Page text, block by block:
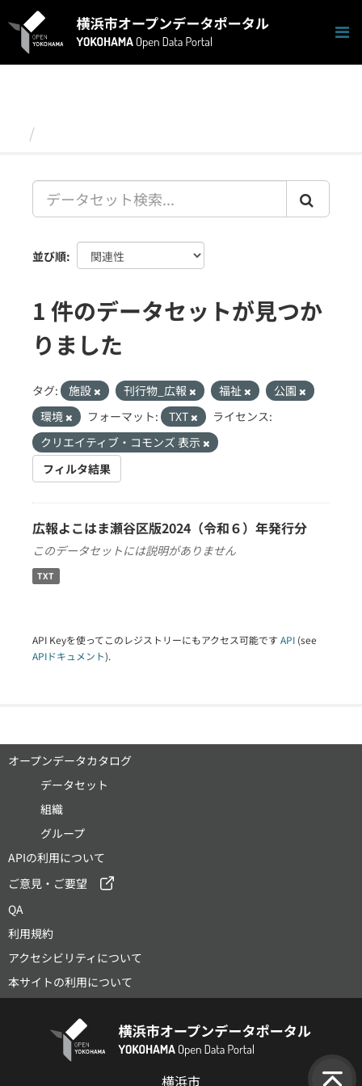
キ
並び順
1 件のデータセットが見つか
りました
タグ: 施設 刊行物_広報 福祉
公園
環境
フォーマット: TXT
ライセンス:
クリエイティブ・コモンズ 表示
フィルタ結果
広報よこはま瀬谷区版2024（令和６）年発行分
このデータセットには説明がありません
TXT
API Keyを使ってこのレジストリーにもアクセス可能です API (see
APIドキュメント).
オープンデータカタログ
データセット
組織
グループ
APIの利用について
ご意見・ご要望
QA
利用規約
アクセシビリティについて
本サイトの利用について
横浜市